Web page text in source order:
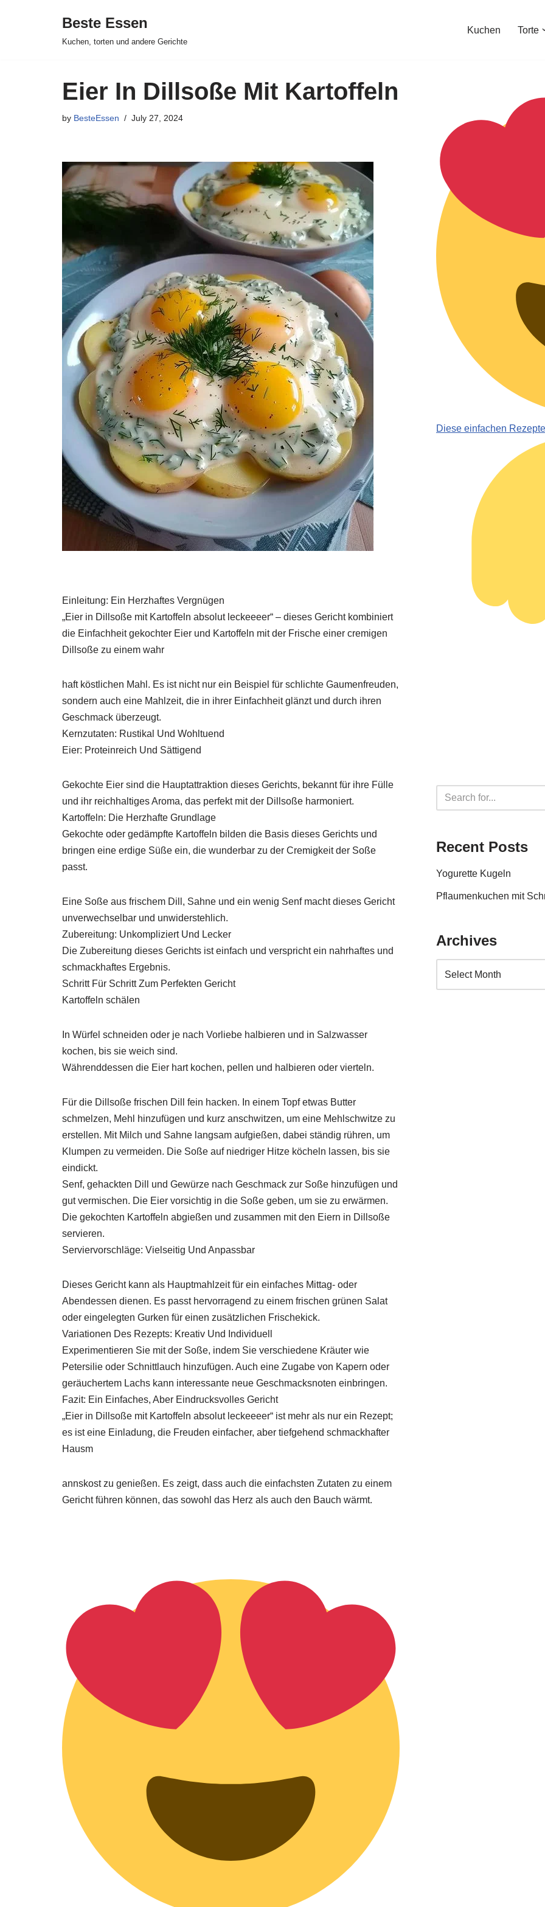
Beste Essen
Kuchen, torten und andere Gerichte
Kuchen Torte
Eier In Dillsoße Mit Kartoffeln
by BesteEssen July 27, 2024
Einleitung: Ein Herzhaftes Vergnügen
„Eier in Dillsoße mit Kartoffeln absolut leckeeeer“ – dieses Gericht kombiniert
die Einfachheit gekochter Eier und Kartoffeln mit der Frische einer cremigen
Dillsoße zu einem wahr
haft köstlichen Mahl. Es ist nicht nur ein Beispiel für schlichte Gaumenfreuden,
sondern auch eine Mahlzeit, die in ihrer Einfachheit glänzt und durch ihren
Geschmack überzeugt.
Kernzutaten: Rustikal Und Wohltuend
Eier: Proteinreich Und Sättigend
Gekochte Eier sind die Hauptattraktion dieses Gerichts, bekannt für ihre Fülle
und ihr reichhaltiges Aroma, das perfekt mit der Dillsoße harmoniert.
Kartoffeln: Die Herzhafte Grundlage
Gekochte oder gedämpfte Kartoffeln bilden die Basis dieses Gerichts und
bringen eine erdige Süße ein, die wunderbar zu der Cremigkeit der Soße
passt.
Eine Soße aus frischem Dill, Sahne und ein wenig Senf macht dieses Gericht
unverwechselbar und unwiderstehlich.
Zubereitung: Unkompliziert Und Lecker
Die Zubereitung dieses Gerichts ist einfach und verspricht ein nahrhaftes und
schmackhaftes Ergebnis.
Schritt Für Schritt Zum Perfekten Gericht
Kartoffeln schälen
In Würfel schneiden oder je nach Vorliebe halbieren und in Salzwasser
kochen, bis sie weich sind.
Währenddessen die Eier hart kochen, pellen und halbieren oder vierteln.
Für die Dillsoße frischen Dill fein hacken. In einem Topf etwas Butter
schmelzen, Mehl hinzufügen und kurz anschwitzen, um eine Mehlschwitze zu
erstellen. Mit Milch und Sahne langsam aufgießen, dabei ständig rühren, um
Klumpen zu vermeiden. Die Soße auf niedriger Hitze köcheln lassen, bis sie
eindickt.
Senf, gehackten Dill und Gewürze nach Geschmack zur Soße hinzufügen und
gut vermischen. Die Eier vorsichtig in die Soße geben, um sie zu erwärmen.
Die gekochten Kartoffeln abgießen und zusammen mit den Eiern in Dillsoße
servieren.
Serviervorschläge: Vielseitig Und Anpassbar
Dieses Gericht kann als Hauptmahlzeit für ein einfaches Mittag- oder
Abendessen dienen. Es passt hervorragend zu einem frischen grünen Salat
oder eingelegten Gurken für einen zusätzlichen Frischekick.
Variationen Des Rezepts: Kreativ Und Individuell
Experimentieren Sie mit der Soße, indem Sie verschiedene Kräuter wie
Petersilie oder Schnittlauch hinzufügen. Auch eine Zugabe von Kapern oder
geräuchertem Lachs kann interessante neue Geschmacksnoten einbringen.
Fazit: Ein Einfaches, Aber Eindrucksvolles Gericht
„Eier in Dillsoße mit Kartoffeln absolut leckeeeer“ ist mehr als nur ein Rezept;
es ist eine Einladung, die Freuden einfacher, aber tiefgehend schmackhafter
Hausm
annskost zu genießen. Es zeigt, dass auch die einfachsten Zutaten zu einem
Gericht führen können, das sowohl das Herz als auch den Bauch wärmt.
Diese einfachen
Recent Posts
Yogurette Kugeln
Pflaumenkuchen mit
Archives